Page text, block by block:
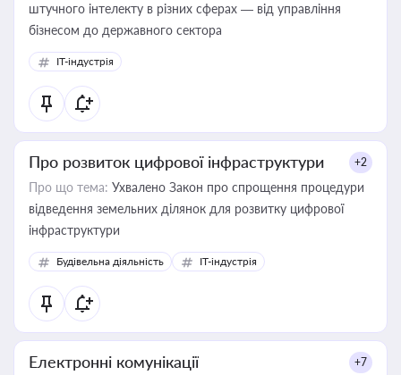
штучного інтелекту в різних сферах — від управління
бізнесом до державного сектора
IT-індустрія
Про розвиток цифрової інфраструктури +2
Про що тема: Ухвалено Закон про спрощення процедури
відведення земельних ділянок для розвитку цифрової
інфраструктури
Будівельна діяльність IT-індустрія
Електронні комунікації +7